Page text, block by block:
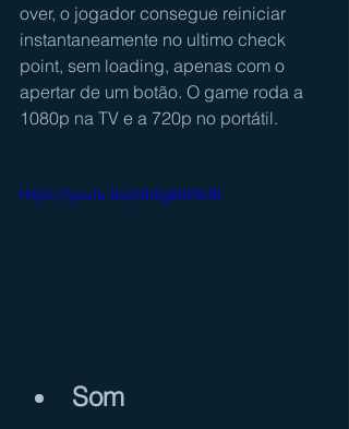
over, o jogador consegue reiniciar
instantaneamente no ultimo check
point, sem loading, apenas com o
apertar de um botão. O game roda a
1080p na TV e a 720p no portátil.
https://youtu.be/k8djgBd9zI8
Som